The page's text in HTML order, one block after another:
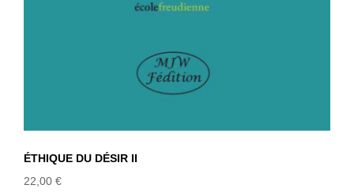
ÉTHIQUE DU DÉSIR II
22,00 €